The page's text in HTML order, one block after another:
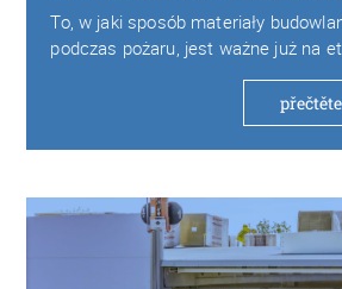
To, w jaki sposób materiały
podczas pożaru, jest ważne już na